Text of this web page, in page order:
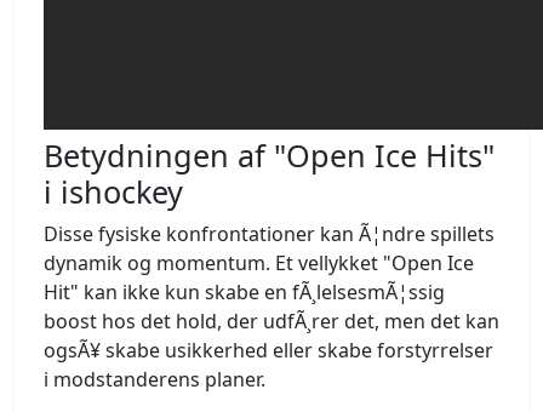
Betydningen af "Open Ice Hits"
i ishockey
Disse fysiske konfrontationer kan Ã¦ndre spillets
dynamik og momentum. Et vellykket "Open Ice
Hit" kan ikke kun skabe en fÃ¸lelsesmÃ¦ssig
boost hos det hold, der udfÃ¸rer det, men det kan
ogsÃ¥ skabe usikkerhed eller skabe forstyrrelser
i modstanderens planer.